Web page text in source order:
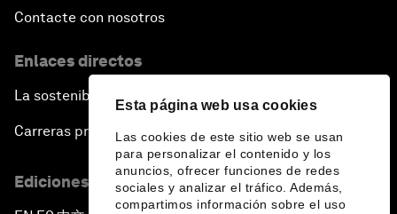
Esta página web usa cookies
Las cookies de este sitio web se usan
para personalizar el contenido y los
anuncios, ofrecer funciones de redes
sociales y analizar el tráfico. Además,
compartimos información sobre el uso
Contacte con nosotros
Enlaces directos
La sostenibilidad en el Foro
Carreras profesionales
Ediciones en otros idiomas